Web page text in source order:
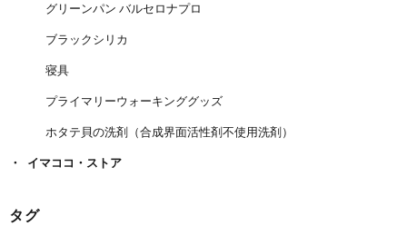
グリーンパン バルセロナプロ
ブラックシリカ
寝具
プライマリーウォーキンググッズ
ホタテ貝の洗剤（合成界面活性剤不使用洗剤）
イマココ・ストア
タグ